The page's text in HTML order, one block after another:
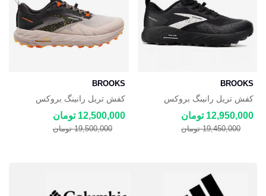
BROOKS
کفش تریل رانینگ بروکس
Brooks Cascadia مشکی
12,950,000 تومان
19,450,000 تومان
BROOKS
کفش تریل رانینگ بروکس
Brooks Cascadia
12,500,000 تومان
19,500,000 تومان